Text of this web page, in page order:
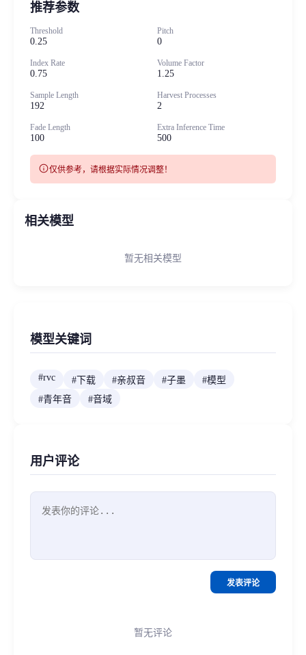
推荐参数
Threshold
0.25
Pitch
0
Index Rate
0.75
Volume Factor
1.25
Sample Length
192
Harvest Processes
2
Fade Length
100
Extra Inference Time
500
info仅供参考，请根据实际情况调整！
相关模型
暂无相关模型
模型关键词
#rvc # 下载 #亲叔音 #子墨 #模型
#青年音 #音域
用户评论
发表评论
暂无评论